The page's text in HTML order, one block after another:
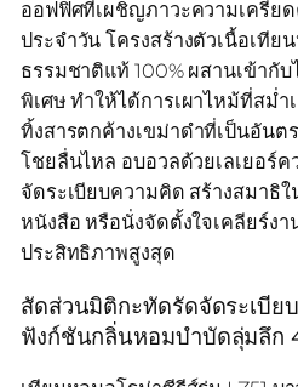
ออฟฟิศที่เผชิญภาวะความเครีย
ประจำวัน โครงสร้างตัวเนื้อเที
ธรรมชาติแท้ 100% ผสานเข้ากั
พิเศษ ทำให้ได้การเผาไหม้ที่สม่
ทิ้งสารตกค้างเขม่าดำที่เป็นอัน
โชยลื่นไหล อบอวลด้วยเลเยอร์
จัดระเบียบความคิด สร้างสมาธิ
หนังสือ หรือนั่งจัดตั้งใจเคลียร์งา
ประสิทธิภาพสูงสุด
สัดส่วนมิติกะทัดรัดจัดระเบีย
ฟังก์ชันกลิ่นหอมบำบัดลุ่มลึก